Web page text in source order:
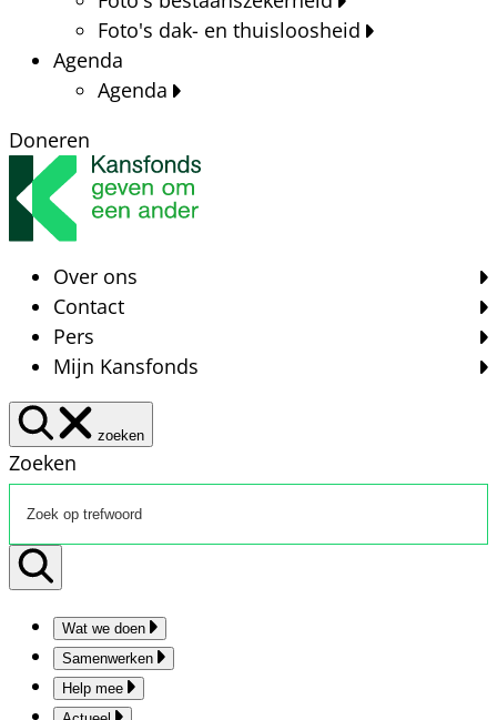
Foto's dak- en thuisloosheid
Agenda
Agenda
Doneren
Over ons
Contact
Pers
Mijn Kansfonds
zoeken
Zoeken
Wat we doen
Samenwerken
Help mee